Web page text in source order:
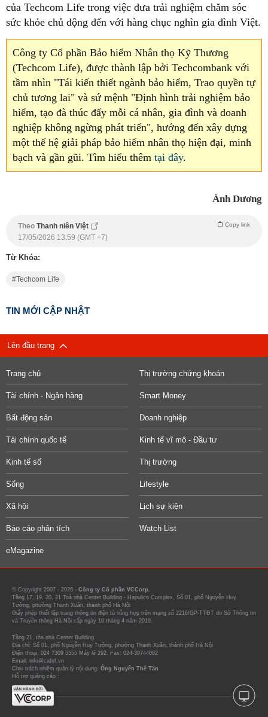
của Techcom Life trong việc đưa trải nghiệm chăm sóc
sức khỏe chủ động đến với hàng chục nghìn gia đình Việt.
Công ty Cổ phần Bảo hiểm Nhân thọ Kỹ Thương
(Techcom Life), được thành lập bởi Techcombank với
tầm nhìn "Tái kiến thiết ngành bảo hiểm, Trao quyền tự
chủ tương lai" và sứ mệnh "Định hình trải nghiệm bảo
hiểm, tạo đà thúc đẩy mỗi cá nhân, gia đình và doanh
nghiệp không ngừng phát triển", hướng đến xây dựng
một thế hệ giải pháp bảo hiểm nhân thọ hiện đại, minh
bạch và gần gũi. Tìm hiểu thêm tại đây.
Ánh Dương
Theo Thanh niên Việt Copy link
17/05/2026 13:59 (GMT +7)
Từ Khóa:
Techcom Life
TIN MỚI CẬP NHẬT
Lên đầu trang
Trang chủ Thị trường chứng khoán
Tài chính - Ngân hàng Smart Money
Bất động sản Doanh nghiệp
Tài chính quốc tế Kinh tế vĩ mô - Đầu tư
Kinh tế số Thị trường
Sống Lifestyle
Xã hội Lịch sự kiện
Báo cáo phân tích Watch List
eMagazine
© Copyright 2007 - 2026 - Công ty Cổ phần VCCorp.
Tầng 17, 19, 20, 21 Toà nhà Center Building - Hapulico Complex, Số 01, phố Nguyễn Huy
Tưởng, phường Thanh Xuân, thành phố Hà Nội
Giấy phép thiết lập trang thông tin điện tử tổng hợp trên mạng số 2216/GP-TTĐT do Sở Thông tin
và Truyền thông Hà Nội cấp ngày 10 tháng 4 năm 2019.
Tầng 21, tòa nhà Center Building.
Địa chỉ: Số 01, phố Nguyễn Huy Tưởng, phường Thanh Xuân, thành phố Hà Nội
Điện thoại: 024 7309 5555 Máy lẻ 292. Fax: 024-39744082
Email: info@cafef.vn
Chịu trách nhiệm quản lý nội dung: Ông Nguyễn Thế Tân
Hỗ trợ quảng cáo :